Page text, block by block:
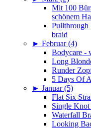
Mit 100
schönem
Pullthrough
braid
► Februar (4)
Bodycare -
Long
Runder
5 Days Of
► Januar (5)
Flat Six
Single
Waterfall
Looking